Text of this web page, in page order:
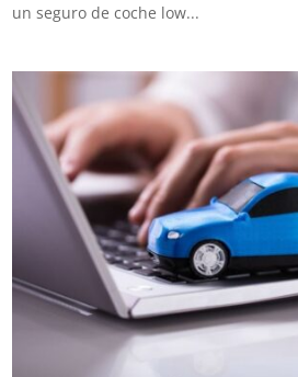
un seguro de coche low...